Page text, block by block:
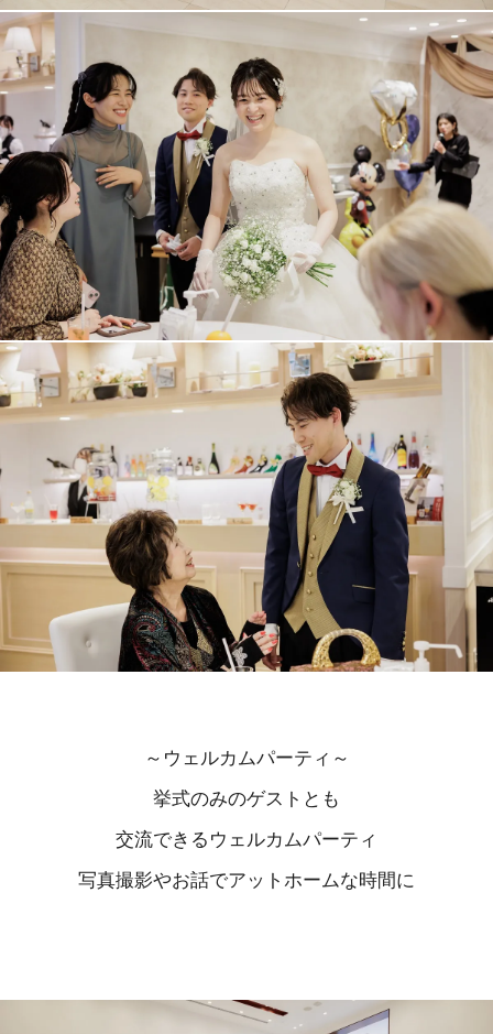
～ウェルカムパーティ～
挙式のみのゲストとも
交流できるウェルカムパーティ
写真撮影やお話でアットホームな時間に